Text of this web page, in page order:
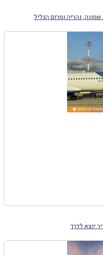
נהריה ומרום הגליל
יוצא לדרך